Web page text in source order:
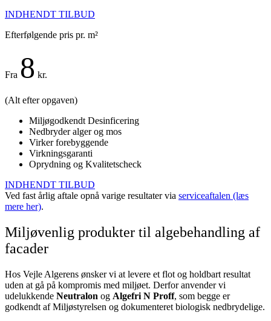
INDHENDT TILBUD
Efterfølgende pris pr. m²
Fra 8 kr.
(Alt efter opgaven)
Miljøgodkendt Desinficering
Nedbryder alger og mos
Virker forebyggende
Virkningsgaranti
Oprydning og Kvalitetscheck
INDHENDT TILBUD
Ved fast årlig aftale opnå varige resultater via serviceaftalen (læs
mere her).
Miljøvenlig produkter til algebehandling af
facader
Hos Vejle Algerens ønsker vi at levere et flot og holdbart resultat
uden at gå på kompromis med miljøet. Derfor anvender vi
udelukkende Neutralon og Algefri N Proff, som begge er
godkendt af Miljøstyrelsen og dokumenteret biologisk nedbrydelige.